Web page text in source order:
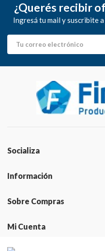
¿Querés recibir
Ingresá tu mail y suscribite
Socializa
Información
Sobre Compras
Mi Cuenta